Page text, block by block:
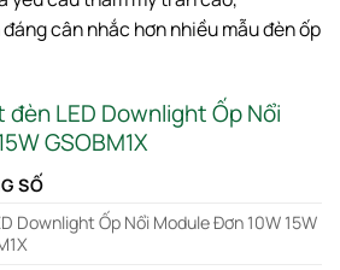
đáng cân nhắc hơn nhiều mẫu đèn ốp
LED Downlight Ốp Nổi
GSOBM1X
SỐ
Downlight Ốp Nổi Module Đơn 10W 15W